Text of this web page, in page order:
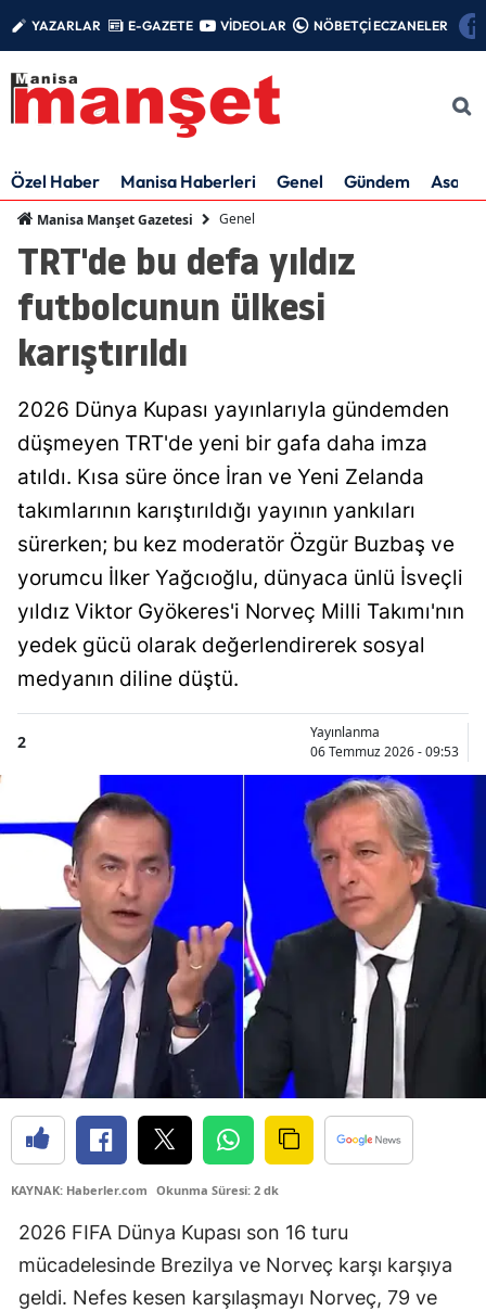
YAZARLAR E-GAZETE VİDEOLAR NÖBETÇİ ECZANELER
Özel Haber Manisa Haberleri Genel Gündem Asayiş
Manisa Manşet Gazetesi Genel
TRT'de bu defa yıldız
futbolcunun ülkesi
karıştırıldı
2026 Dünya Kupası yayınlarıyla gündemden
düşmeyen TRT'de yeni bir gafa daha imza
atıldı. Kısa süre önce İran ve Yeni Zelanda
takımlarının karıştırıldığı yayının yankıları
sürerken; bu kez moderatör Özgür Buzbaş ve
yorumcu İlker Yağcıoğlu, dünyaca ünlü İsveçli
yıldız Viktor Gyökeres'i Norveç Milli Takımı'nın
yedek gücü olarak değerlendirerek sosyal
medyanın diline düştü.
2
Yayınlanma
06 Temmuz 2026 - 09:53
KAYNAK: Haberler.com Okunma Süresi: 2 dk
2026 FIFA Dünya Kupası son 16 turu
mücadelesinde Brezilya ve Norveç karşı karşıya
geldi. Nefes kesen karşılaşmayı Norveç, 79 ve